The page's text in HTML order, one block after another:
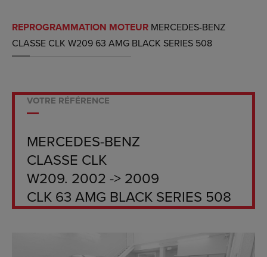
REPROGRAMMATION MOTEUR MERCEDES-BENZ
CLASSE CLK W209 63 AMG BLACK SERIES 508
VOTRE RÉFÉRENCE
MERCEDES-BENZ
CLASSE CLK
W209. 2002 -> 2009
CLK 63 AMG BLACK SERIES 508